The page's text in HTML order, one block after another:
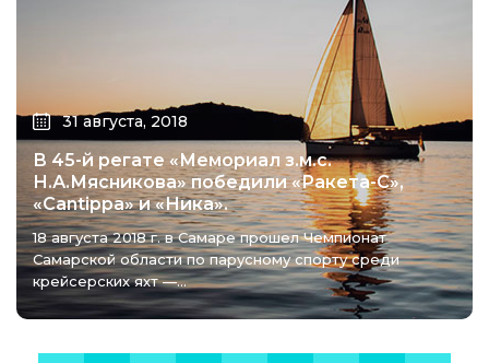
31 августа, 2018
В 45-й регате «Мемориал з.м.с.
Н.А.Мясникова» победили «Ракета-С»,
«Cantippa» и «Ника».
18 августа 2018 г. в Самаре прошел Чемпионат
Самарской области по парусному спорту среди
крейсерских яхт —...